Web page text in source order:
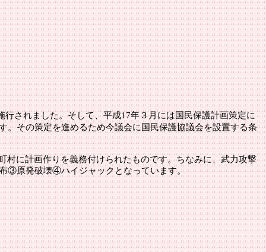
行されました。そして、平成17年３月には国民保護計画策定に
その策定を進めるため今議会に国民保護協議会を設置する条
に計画作りを義務付けられたものです。ちなみに、武力攻撃
原発破壊④ハイジャックとなっています。